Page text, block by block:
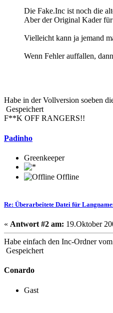
Die Fake.Inc ist noch die
Aber der Original Kader
Vielleicht kann ja jemand
Wenn Fehler auffallen,
Habe in der Vollversion soeben
Gespeichert
F**K OFF RANGERS!!
Padinho
Greenkeeper
Offline
Re: Überarbeitete Datei für
« Antwort #2 am: 19.Oktober
Habe einfach den Inc-Ordner
Gespeichert
Conardo
Gast